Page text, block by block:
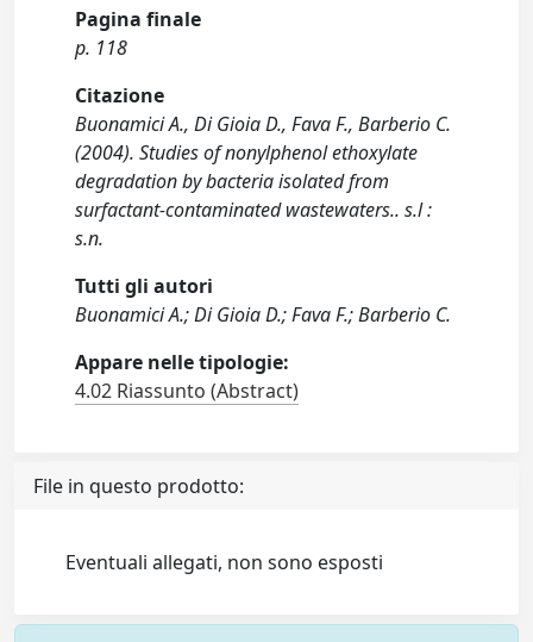
Pagina finale
p. 118
Citazione
Buonamici A., Di Gioia D., Fava F., Barberio C.
(2004). Studies of nonylphenol ethoxylate
degradation by bacteria isolated from
surfactant-contaminated wastewaters.. s.l :
s.n.
Tutti gli autori
Buonamici A.; Di Gioia D.; Fava F.; Barberio C.
Appare nelle tipologie:
4.02 Riassunto (Abstract)
File in questo prodotto:
Eventuali allegati, non sono esposti